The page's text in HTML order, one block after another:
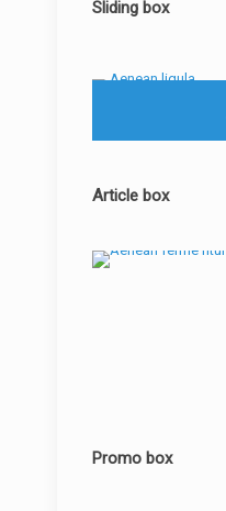
Sliding box
Article box
Promo box